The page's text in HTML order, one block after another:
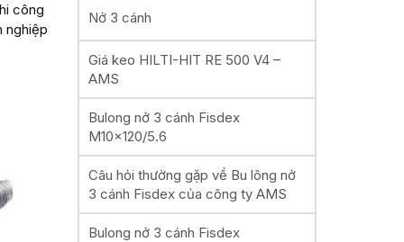
công
nghiệp
Nở 3 cánh
Giá keo HILTI-HIT RE 500 V4 –
AMS
Bulong nở 3 cánh Fisdex
M10x120/5.6
Câu hỏi thường gặp về Bu lông nở
3 cánh Fisdex của công ty AMS
Bulong nở 3 cánh Fisdex